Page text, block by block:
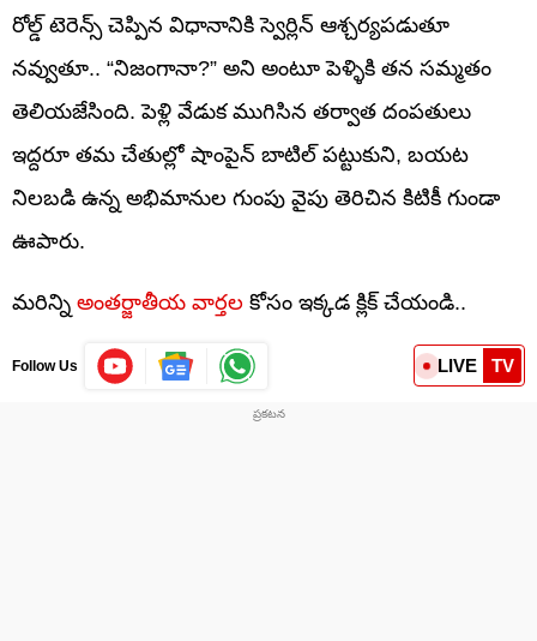
రోల్డ్ టెరెన్స్ చెప్పిన విధానానికి స్వెర్లిన్ ఆశ్చర్యపడుతూ
నవ్వుతూ.. “నిజంగానా?” అని అంటూ పెళ్ళికి తన సమ్మతం
తెలియజేసింది. పెళ్లి వేడుక ముగిసిన తర్వాత దంపతులు
ఇద్దరూ తమ చేతుల్లో షాంపైన్ బాటిల్ పట్టుకుని, బయట
నిలబడి ఉన్న అభిమానుల గుంపు వైపు తెరిచిన కిటికీ గుండా
ఊపారు.
మరిన్ని అంతర్జాతీయ వార్తల కోసం ఇక్కడ క్లిక్ చేయండి..
Follow Us LIVE TV